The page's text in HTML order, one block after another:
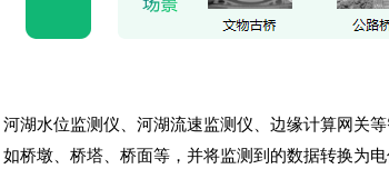
河湖水位监测仪 、河湖流速监测仪、边缘计算网关
桥墩、桥塔、桥面等，并将监测到的数据转换为